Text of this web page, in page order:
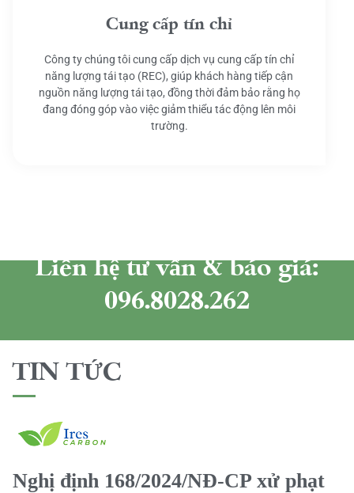
Cung cấp tín chỉ
Công ty chúng tôi cung cấp dịch vụ cung cấp tín chỉ
năng lượng tái tạo (REC), giúp khách hàng tiếp cận
nguồn năng lượng tái tạo, đồng thời đảm bảo rằng họ
đang đóng góp vào việc giảm thiểu tác động lên môi
trường.
Liên hệ tư vấn & báo giá:
096.8028.262
TIN TỨC
Nghị định 168/2024/NĐ-CP xử phạt